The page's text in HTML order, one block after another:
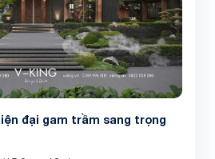
đại gam trầm sang trọng